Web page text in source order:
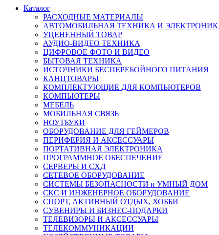
Каталог
РАСХОДНЫЕ МАТЕРИАЛЫ
АВТОМОБИЛЬНАЯ ТЕХНИКА И
УЦЕНЕННЫЙ ТОВАР
АУДИО-ВИДЕО ТЕХНИКА
ЦИФРОВОЕ ФОТО И ВИДЕО
БЫТОВАЯ ТЕХНИКА
ИСТОЧНИКИ БЕСПЕРЕБОЙНОГО ПИТАНИЯ
КАНЦТОВАРЫ
КОМПЛЕКТУЮЩИЕ ДЛЯ КОМПЬЮТЕРОВ
КОМПЬЮТЕРЫ
МЕБЕЛЬ
МОБИЛЬНАЯ СВЯЗЬ
НОУТБУКИ
ОБОРУДОВАНИЕ ДЛЯ ГЕЙМЕРОВ
ПЕРИФЕРИЯ И АКСЕССУАРЫ
ПОРТАТИВНАЯ ЭЛЕКТРОНИКА
ПРОГРАММНОЕ ОБЕСПЕЧЕНИЕ
СЕРВЕРЫ И СХД
СЕТЕВОЕ ОБОРУДОВАНИЕ
СИСТЕМЫ БЕЗОПАСНОСТИ и УМНЫЙ ДОМ
СКС И ИНЖЕНЕРНОЕ ОБОРУДОВАНИЕ
СПОРТ, АКТИВНЫЙ ОТДЫХ, ХОББИ
СУВЕНИРЫ И БИЗНЕС-ПОДАРКИ
ТЕЛЕВИЗОРЫ И АКСЕССУАРЫ
ТЕЛЕКОММУНИКАЦИИ